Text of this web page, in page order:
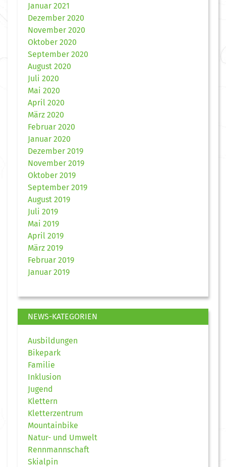
Januar 2021
Dezember 2020
November 2020
Oktober 2020
September 2020
August 2020
Juli 2020
Mai 2020
April 2020
März 2020
Februar 2020
Januar 2020
Dezember 2019
November 2019
Oktober 2019
September 2019
August 2019
Juli 2019
Mai 2019
April 2019
März 2019
Februar 2019
Januar 2019
NEWS-KATEGORIEN
Ausbildungen
Bikepark
Familie
Inklusion
Jugend
Klettern
Kletterzentrum
Mountainbike
Natur- und Umwelt
Rennmannschaft
Skialpin